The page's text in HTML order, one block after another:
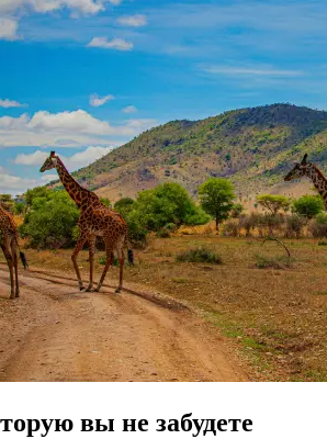
вы не забудете